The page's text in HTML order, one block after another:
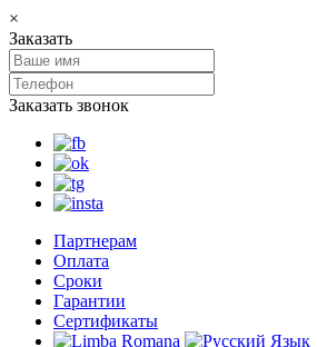
×
Заказать
Заказать звонок
Партнерам
Оплата
Сроки
Гарантии
Сертификаты